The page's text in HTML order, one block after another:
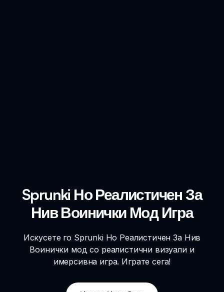
Sprunki Но Реалистичен За
Нив Воинички Мод Игра
Искусете го Sprunki Но Реалистичен За Нив
Воинички мод со реалистични визуали и
имерсивна игра. Играте сега!